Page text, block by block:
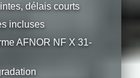
délais courts
incluses
AFNOR NF X 31-